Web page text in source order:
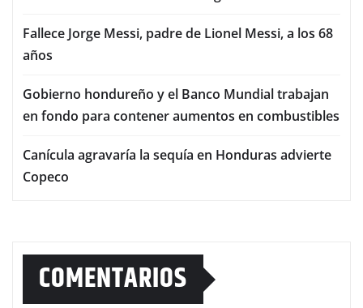
Fallece Jorge Messi, padre de Lionel Messi, a los 68
años
Gobierno hondureño y el Banco Mundial trabajan
en fondo para contener aumentos en combustibles
Canícula agravaría la sequía en Honduras advierte
Copeco
COMENTARIOS